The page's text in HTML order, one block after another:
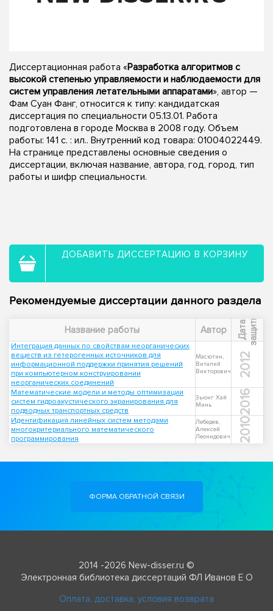
Диссертационная работа «Разработка алгоритмов с
высокой степенью управляемости и наблюдаемости для
систем управления летательными аппаратами», автор —
Фам Суан Фанг, относится к типу: кандидатская
диссертация по специальности 05.13.01. Работа
подготовлена в городе Москва в 2008 году. Объем
работы: 141 с. : ил.. Внутренний код товара: 01004022449.
На странице представлены основные сведения о
диссертации, включая название, автора, год, город, тип
работы и шифр специальности.
ДОБАВИТЬ ДИССЕРТАЦИЮ В КОРЗИНУ
Рекомендуемые диссертации данного раздела
Название работы Автор Д
а
т
а
з
а
щ
и
т ы
Интеграция данных по свойствам неорганических
веществ из гетерогенных источников для
информационной поддержки принятия решений
при компьютерном конструировании
неорганических соединений
Масютин,
Виталий
Викторович
2012
Математические модели и методы оптимизации
систем гидроакустического экранирования для
подводных транспортных средств
Зыонг Хай
Минь
2016
Идентификация линейных систем методами
многокритериального математического
программирования
Лебедев,
Алексей
Леонидович
2010
ФОРМА ОБРАТНОЙ СВЯЗИ
2014 -2026 New-disser.ru ©
Электронная библиотека диссертаций ФЛ Иванов Е О
Оплата, доставка, условия возврата